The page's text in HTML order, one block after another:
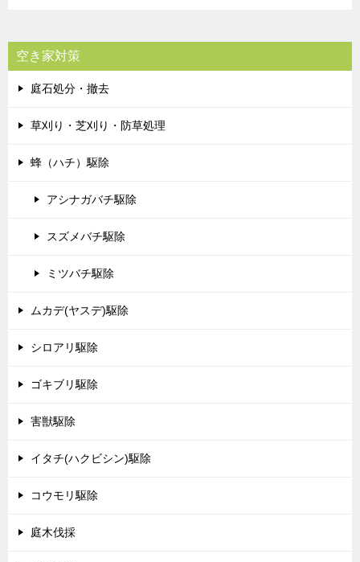
空き家対策
庭石処分・撤去
草刈り・芝刈り・防草処理
蜂（ハチ）駆除
アシナガバチ駆除
スズメバチ駆除
ミツバチ駆除
ムカデ(ヤスデ)駆除
シロアリ駆除
ゴキブリ駆除
害獣駆除
イタチ(ハクビシン)駆除
コウモリ駆除
庭木伐採